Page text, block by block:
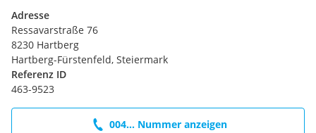
Adresse
Ressavarstraße 76
8230 Hartberg
Hartberg-Fürstenfeld, Steiermark
Referenz ID
463-9523
004... Nummer anzeigen